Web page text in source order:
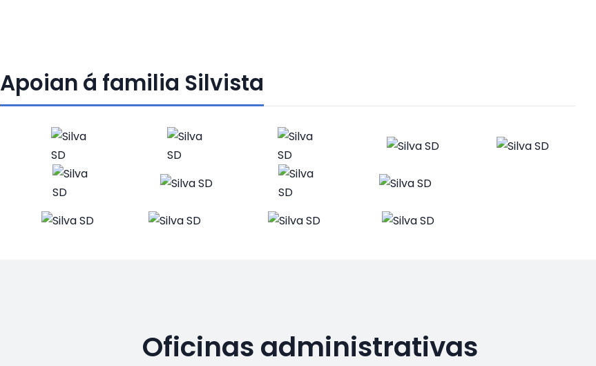
Apoian á familia Silvista
Oficinas administrativas